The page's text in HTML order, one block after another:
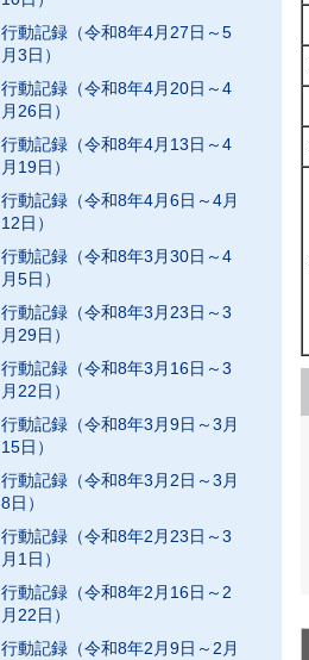
行動記録（令和8年4月27日～5
月3日）
行動記録（令和8年4月20日～4
月26日）
行動記録（令和8年4月13日～4
月19日）
行動記録（令和8年4月6日～4月
12日）
行動記録（令和8年3月30日～4
月5日）
行動記録（令和8年3月23日～3
月29日）
行動記録（令和8年3月16日～3
月22日）
行動記録（令和8年3月9日～3月
15日）
行動記録（令和8年3月2日～3月
8日）
行動記録（令和8年2月23日～3
月1日）
行動記録（令和8年2月16日～2
月22日）
行動記録（令和8年2月9日～2月